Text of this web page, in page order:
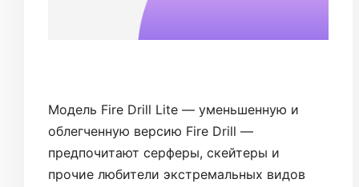
Модель Fire Drill Lite — уменьшенную и
облегченную версию Fire Drill —
предпочитают серферы, скейтеры и
прочие любители экстремальных видов